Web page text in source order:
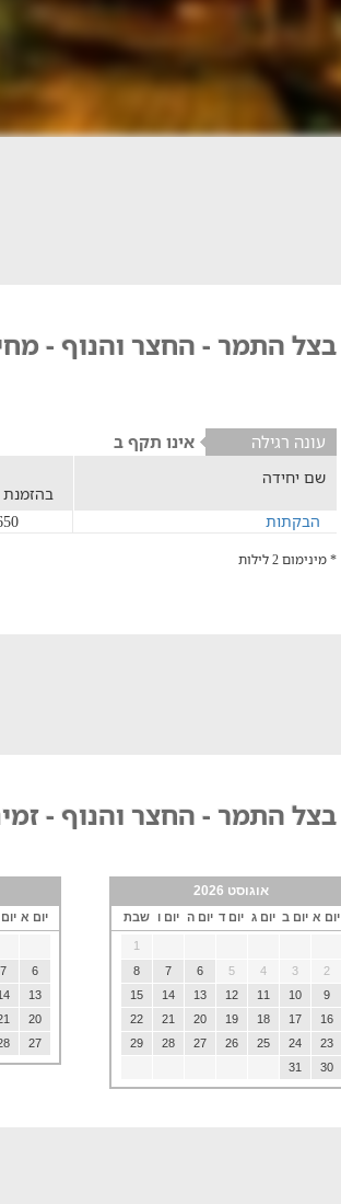
בצל התמר - החצר והנוף -
עונה רגילה אינו תקף ב
שם יחידה
בהזמנת
הבקתות
₪
* מינימום 2 לילות
בצל התמר - החצר והנוף -
אוגוסט 2026
יום א יום ב יום ג יום ד יום ה יום ו שבת
1
2
3
4
5
6
7
8
9
10
11
12
13
14
15
16
17
18
19
20
21
22
23
24
25
26
27
28
29
30
31
יום א
6
7
13
20
27